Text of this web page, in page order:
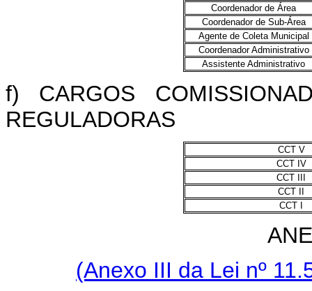
Coordenador de Área
Coordenador de Sub-Área
Agente de Coleta Municipal
Coordenador Administrativo
Assistente Administrativo
f) CARGOS
REGULADORAS
CCT V
CCT IV
CCT III
CCT II
CCT I
(Anexo III da Lei nº